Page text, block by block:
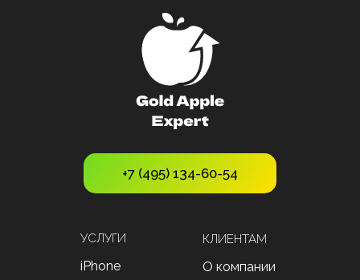
+7 (495) 134-60-54
iPhone
УСЛУГИ
О компании
КЛИЕНТАМ